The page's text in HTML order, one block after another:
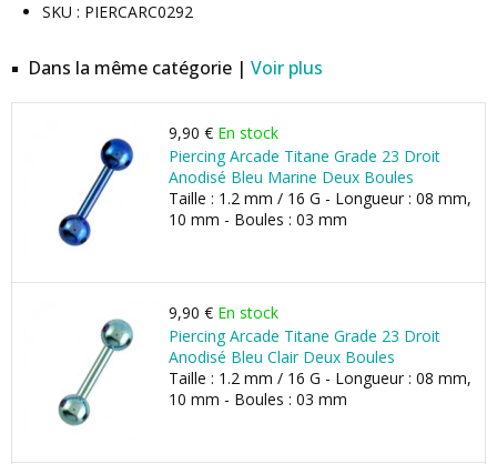
SKU : PIERCARC0292
Dans la même catégorie | Voir plus
9,90 € En stock
Piercing Arcade Titane Grade 23 Droit
Anodisé Bleu Marine Deux Boules
Taille : 1.2 mm / 16 G - Longueur : 08 mm,
10 mm - Boules : 03 mm
9,90 € En stock
Piercing Arcade Titane Grade 23 Droit
Anodisé Bleu Clair Deux Boules
Taille : 1.2 mm / 16 G - Longueur : 08 mm,
10 mm - Boules : 03 mm